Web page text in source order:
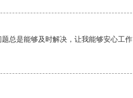
总是能够及时解决，让我能够安心工